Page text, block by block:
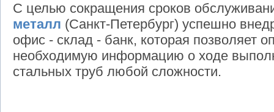
С целью сокращения сроков
металл (Санкт-Петербург) успешно
офис - склад - банк, которая позволяет
необходимую информацию о ходе
стальных труб любой сложности.